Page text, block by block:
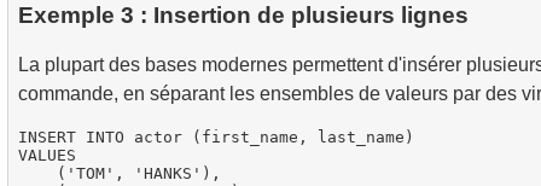
Exemple 3 : Insertion de plusieurs lignes
La plupart des bases modernes permettent d'insérer
commande, en séparant les ensembles de valeurs par des
INSERT INTO actor (first_name, last_name)
VALUES
    ('TOM', 'HANKS'),